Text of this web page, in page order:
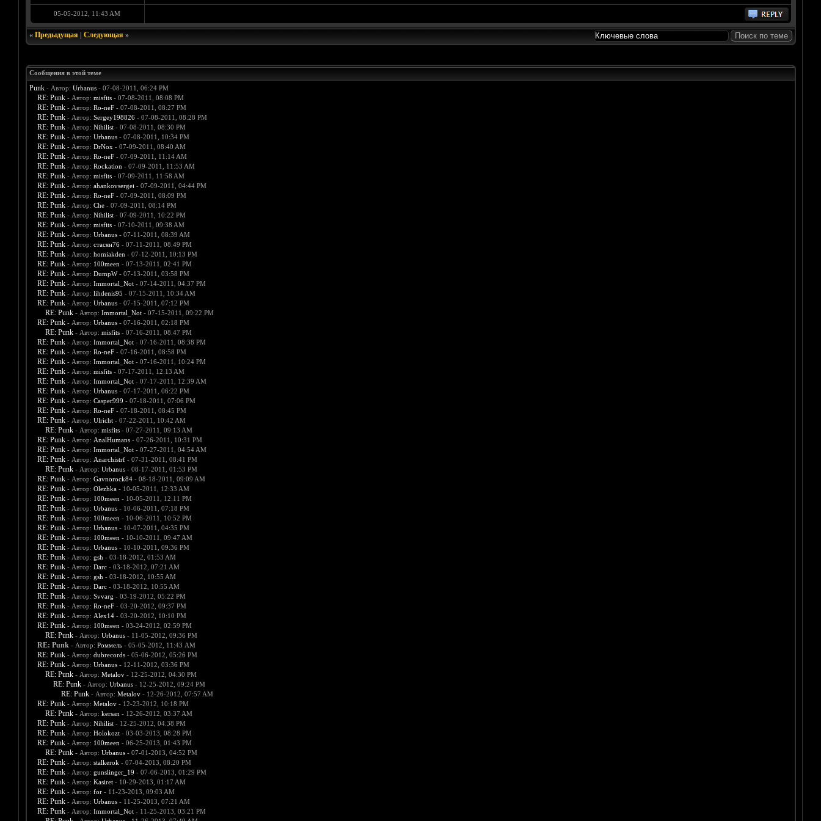
05-05-2012, 11:43 AM
« Предыдущая| Следующая»
Сообщения в этой теме
Punk - Автор: Urbanus- 07-08-2011, 06:24 PM
RE: Punk - Автор: misfits- 07-08-2011, 08:08 PM
RE: Punk - Автор: Ro-neF- 07-08-2011, 08:27 PM
RE: Punk - Автор: Sergey198826- 07-08-2011, 08:28 PM
RE: Punk - Автор: Nihilist- 07-08-2011, 08:30 PM
RE: Punk - Автор: Urbanus- 07-08-2011, 10:34 PM
RE: Punk - Автор: DrNox - 07-09-2011, 08:40 AM
RE: Punk - Автор: Ro-neF- 07-09-2011, 11:14 AM
RE: Punk - Автор: Rockation - 07-09-2011, 11:53 AM
RE: Punk - Автор: misfits- 07-09-2011, 11:58 AM
RE: Punk - Автор: ahankovsergei - 07-09-2011, 04:44 PM
RE: Punk - Автор: Ro-neF- 07-09-2011, 08:09 PM
RE: Punk - Автор: Che- 07-09-2011, 08:14 PM
RE: Punk - Автор: Nihilist- 07-09-2011, 10:22 PM
RE: Punk - Автор: misfits- 07-10-2011, 09:38 AM
RE: Punk - Автор: Urbanus- 07-11-2011, 08:39 AM
RE: Punk - Автор: стасян76- 07-11-2011, 08:49 PM
RE: Punk - Автор: homiakden - 07-12-2011, 10:13 PM
RE: Punk - Автор: 100meen - 07-13-2011, 02:41 PM
RE: Punk - Автор: DumpW- 07-13-2011, 03:58 PM
RE: Punk - Автор: Immortal_Not- 07-14-2011, 04:37 PM
RE: Punk - Автор: lihdenis95 - 07-15-2011, 10:34 AM
RE: Punk - Автор: Urbanus- 07-15-2011, 07:12 PM
RE: Punk - Автор: Immortal_Not- 07-15-2011, 09:22 PM
RE: Punk - Автор: Urbanus- 07-16-2011, 02:18 PM
RE: Punk - Автор: misfits- 07-16-2011, 08:47 PM
RE: Punk - Автор: Immortal_Not- 07-16-2011, 08:38 PM
RE: Punk - Автор: Ro-neF- 07-16-2011, 08:58 PM
RE: Punk - Автор: Immortal_Not- 07-16-2011, 10:24 PM
RE: Punk - Автор: misfits- 07-17-2011, 12:13 AM
RE: Punk - Автор: Immortal_Not- 07-17-2011, 12:39 AM
RE: Punk - Автор: Urbanus- 07-17-2011, 06:22 PM
RE: Punk - Автор: Casper999 - 07-18-2011, 07:06 PM
RE: Punk - Автор: Ro-neF- 07-18-2011, 08:45 PM
RE: Punk - Автор: Ulricht- 07-22-2011, 10:42 AM
RE: Punk - Автор: misfits- 07-27-2011, 09:13 AM
RE: Punk - Автор: AnalHumans- 07-26-2011, 10:31 PM
RE: Punk - Автор: Immortal_Not- 07-27-2011, 04:54 AM
RE: Punk - Автор: Anarchistrf- 07-31-2011, 08:41 PM
RE: Punk - Автор: Urbanus- 08-17-2011, 01:53 PM
RE: Punk - Автор: Gavnorock84- 08-18-2011, 09:09 AM
RE: Punk - Автор: Olezhka- 10-05-2011, 12:33 AM
RE: Punk - Автор: 100meen - 10-05-2011, 12:11 PM
RE: Punk - Автор: Urbanus- 10-06-2011, 07:18 PM
RE: Punk - Автор: 100meen - 10-06-2011, 10:52 PM
RE: Punk - Автор: Urbanus- 10-07-2011, 04:35 PM
RE: Punk - Автор: 100meen - 10-10-2011, 09:47 AM
RE: Punk - Автор: Urbanus- 10-10-2011, 09:36 PM
RE: Punk - Автор: gsh - 03-18-2012, 01:53 AM
RE: Punk - Автор: Darc- 03-18-2012, 07:21 AM
RE: Punk - Автор: gsh - 03-18-2012, 10:55 AM
RE: Punk - Автор: Darc- 03-18-2012, 10:55 AM
RE: Punk - Автор: Svvarg - 03-19-2012, 05:22 PM
RE: Punk - Автор: Ro-neF- 03-20-2012, 09:37 PM
RE: Punk - Автор: Alex14- 03-20-2012, 10:10 PM
RE: Punk - Автор: 100meen - 03-24-2012, 02:59 PM
RE: Punk - Автор: Urbanus- 11-05-2012, 09:36 PM
RE: Punk - Автор: Роммель- 05-05-2012, 11:43 AM
RE: Punk - Автор: dubrecords- 05-06-2012, 05:26 PM
RE: Punk - Автор: Urbanus- 12-11-2012, 03:36 PM
RE: Punk - Автор: Metalov- 12-25-2012, 04:30 PM
RE: Punk - Автор: Urbanus- 12-25-2012, 09:24 PM
RE: Punk - Автор: Metalov- 12-26-2012, 07:57 AM
RE: Punk - Автор: Metalov- 12-23-2012, 10:18 PM
RE: Punk - Автор: kersan - 12-26-2012, 03:37 AM
RE: Punk - Автор: Nihilist- 12-25-2012, 04:38 PM
RE: Punk - Автор: Holokozt- 03-03-2013, 08:28 PM
RE: Punk - Автор: 100meen - 06-25-2013, 01:43 PM
RE: Punk - Автор: Urbanus- 07-01-2013, 04:52 PM
RE: Punk - Автор: stalkerok - 07-04-2013, 08:20 PM
RE: Punk - Автор: gunslinger_19 - 07-06-2013, 01:29 PM
RE: Punk - Автор: Kasiret- 10-29-2013, 01:17 AM
RE: Punk - Автор: for- 11-23-2013, 09:03 AM
RE: Punk - Автор: Urbanus- 11-25-2013, 07:21 AM
RE: Punk - Автор: Immortal_Not- 11-25-2013, 03:21 PM